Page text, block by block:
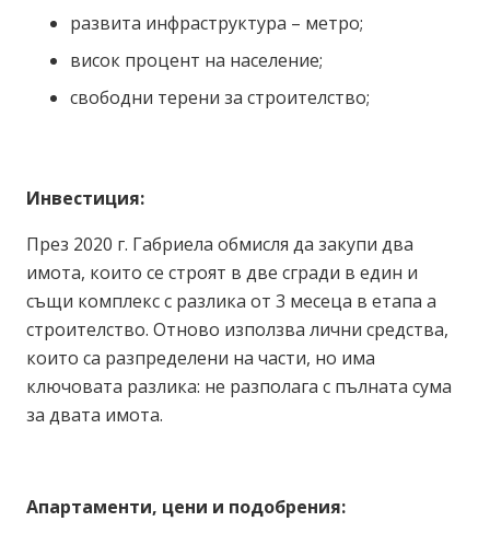
развита инфраструктура – метро;
висок процент на население;
свободни терени за строителство;
Инвестиция:
През 2020 г. Габриела обмисля да закупи два
имота, които се строят в две сгради в един и
същи комплекс с разлика от 3 месеца в етапа а
строителство. Отново използва лични средства,
които са разпределени на части, но има
ключовата разлика: не разполага с пълната сума
за двата имота.
Апартаменти, цени и подобрения: